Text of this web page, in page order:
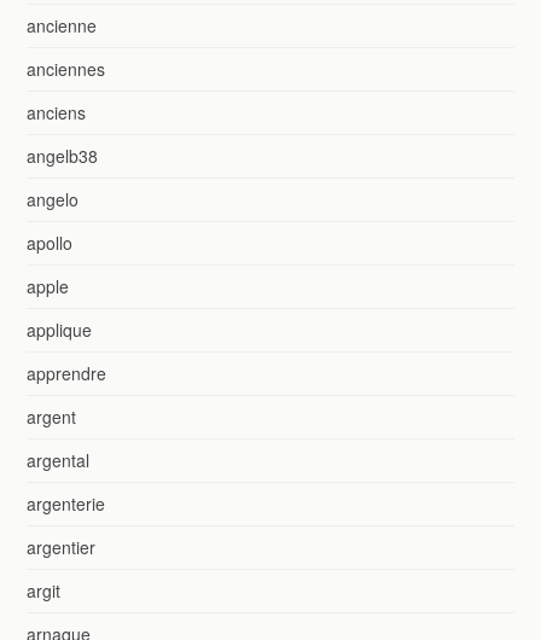
ancienne
anciennes
anciens
angelb38
angelo
apollo
apple
applique
apprendre
argent
argental
argenterie
argentier
argit
arnaque